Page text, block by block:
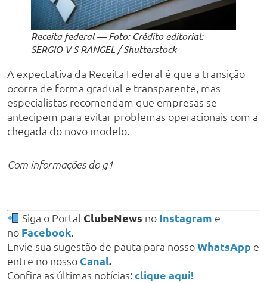
Receita federal — Foto: Crédito editorial:
SERGIO V S RANGEL / Shutterstock
A expectativa da Receita Federal é que a transição
ocorra de forma gradual e transparente, mas
especialistas recomendam que empresas se
antecipem para evitar problemas operacionais com a
chegada do novo modelo.
Com informações do g1
Siga o Portal ClubeNews no Instagram e
no Facebook.
Envie sua sugestão de pauta para nossoWhatsApp e
entre no nosso Canal.
Confira as últimas notícias: clique aqui!